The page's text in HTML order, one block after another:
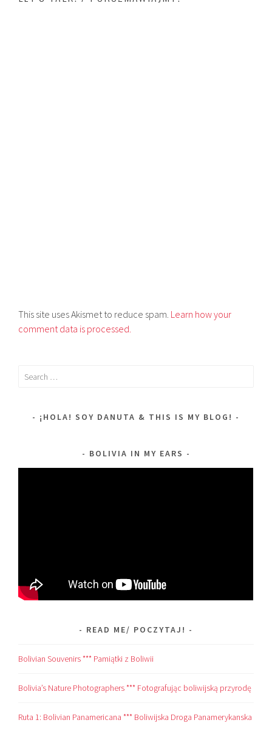
This site uses Akismet to reduce spam. Learn how your
comment data is processed.
Search
¡HOLA! SOY DANUTA & THIS IS MY BLOG!
BOLIVIA IN MY EARS
READ ME/ POCZYTAJ!
Bolivian Souvenirs *** Pamiątki z Boliwii
Bolivia’s Nature Photographers *** Fotografując boliwijską przyrodę
Ruta 1: Bolivian Panamericana *** Boliwijska Droga Panamerykanska